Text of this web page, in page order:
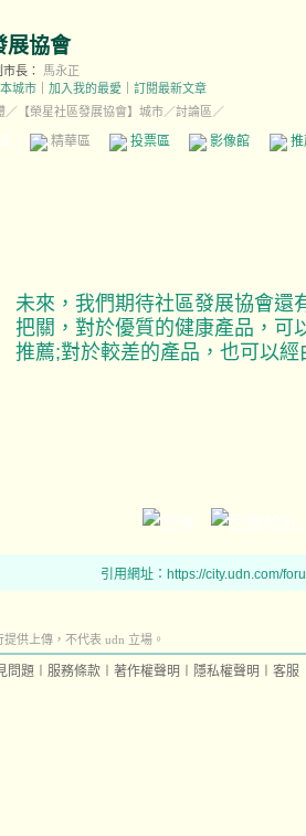
展協會
市長：
馬永正
城市 加入我的最愛
訂閱最新文章
／ 【榮星社區發展協會】城市／討論區／
精華區 投票區 影像館
未來，我們期待社區發展協會還
把關， 對於優質的健康產品，可
推薦;對於較差的產品，也可以
引用網址：https://city.udn.com/
供上傳，不代表 udn 立場。
問題 服務條款 著作權聲明 隱私權聲明 客服